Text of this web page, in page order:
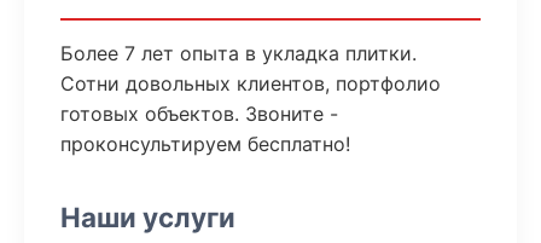
Более 7 лет опыта в укладка плитки.
Сотни довольных клиентов, портфолио
готовых объектов. Звоните -
проконсультируем бесплатно!
Наши услуги